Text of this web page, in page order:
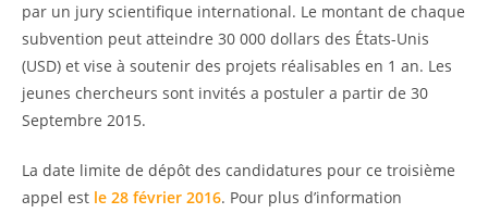
par un jury scientifique international. Le montant de chaque
subvention peut atteindre 30 000 dollars des États-Unis
(USD) et vise à soutenir des projets réalisables en 1 an. Les
jeunes chercheurs sont invités a postuler a partir de 30
Septembre 2015.
La date limite de dépôt des candidatures pour ce troisième
appel est le 28 février 2016. Pour plus d’information